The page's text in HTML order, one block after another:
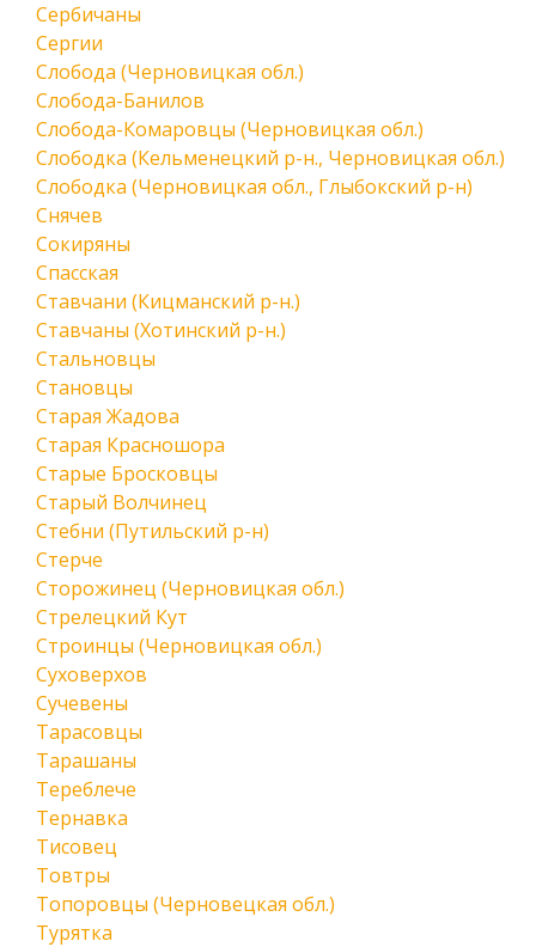
Сербичаны
Сергии
Слобода (Черновицкая обл.)
Слобода-Банилов
Слобода-Комаровцы (Черновицкая обл.)
Слободка (Кельменецкий р-н., Черновицкая обл.)
Слободка (Черновицкая обл., Глыбокский р-н)
Снячев
Сокиряны
Спасская
Ставчани (Кицманский р-н.)
Ставчаны (Хотинский р-н.)
Стальновцы
Становцы
Старая Жадова
Старая Красношора
Старые Бросковцы
Старый Волчинец
Стебни (Путильский р-н)
Стерче
Сторожинец (Черновицкая обл.)
Стрелецкий Кут
Строинцы (Черновицкая обл.)
Суховерхов
Сучевены
Тарасовцы
Тарашаны
Тереблече
Тернавка
Тисовец
Товтры
Топоровцы (Черновецкая обл.)
Турятка